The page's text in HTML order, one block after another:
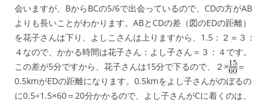
会いますが、BからBCの5/6で出会っているので、CDの方がAB
よりも長いことがわかります。ABとCDの差（図のEDの距離）
を花子さんは下り、よしこさんは上りますから、1.5：２＝３：
４なので、かかる時間は花子さん：よし子さん＝３：４です。
この差が5分ですから、花子さんは15分で下るので、２×
＝
0.5kmがEDの距離になります。0.5kmをよし子さんがのぼるの
に0.5÷1.5×60＝20分かかるので、よし子さんがCに着くのは、